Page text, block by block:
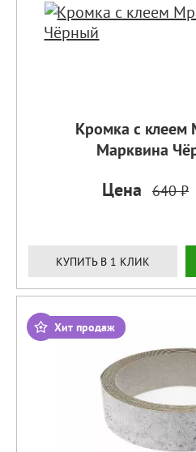
Кромка с
Марквина
Цена 640 ₽
КУПИТЬ В 1 КЛИК
Хит продаж